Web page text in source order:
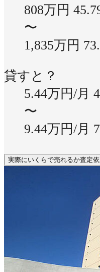
808万円
〜
1,835万円
貸すと？
5.44万円/月
〜
9.44万円/月
実際にいくらで売れるか査定